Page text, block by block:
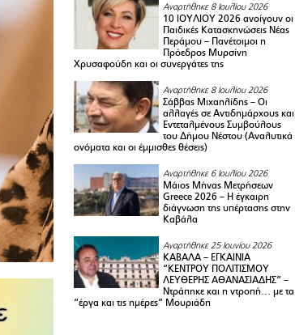
Αναρτήθηκε 8 Ιουλίου 2026
10 ΙΟΥΛΙΟΥ 2026 ανοίγουν οι
Παιδικές Κατασκηνώσεις Νέας
Περάμου – Πανέτοιμοι η
Πρόεδρος Μυρσίνη
Χρυσαφούδη και οι συνεργάτες της
Αναρτήθηκε 8 Ιουλίου 2026
Σάββας Μιχαηλίδης – Οι
αλλαγές σε Αντιδημάρχους και
Εντεταλμένους Συμβούλους
του Δήμου Νέστου (Αναλυτικά
ονόματα και οι έμμισθες θέσεις)
Αναρτήθηκε 6 Ιουλίου 2026
Μάιος Μήνας Μετρήσεων
Greece 2026 – H έγκαιρη
διάγνωση της υπέρτασης στην
Καβάλα
Αναρτήθηκε 25 Ιουνίου 2026
ΚΑΒΑΛΑ – ΕΓΚΑΙΝΙΑ
“ΚΕΝΤΡΟΥ ΠΟΛΙΤΙΣΜΟΥ
ΛΕΥΘΕΡΗΣ ΑΘΑΝΑΣΙΑΔΗΣ” –
Ντράπηκε και η ντροπή… με τα
“έργα και τις ημέρες” Μουριάδη